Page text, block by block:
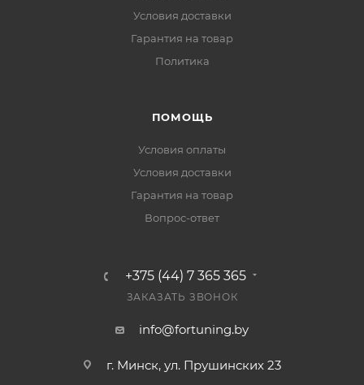
Условия доставки
Гарантия на товар
Политика
ПОМОЩЬ
Условия оплаты
Условия доставки
Гарантия на товар
Вопрос-ответ
+375 (44) 7 365 365
ЗАКАЗАТЬ ЗВОНОК
info@fortuning.by
г. Минск, ул. Прушинских 23